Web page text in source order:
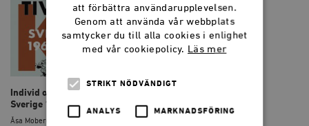
Individ och kollektivism:
Sverige 1968-1988
Åsa Moberg, Håkan Lindgren, Jan
att förbättra användarupplevelsen.
Genom att använda vår webbplats
samtycker du till alla cookies i enlighet
med vår cookiepolicy. Läs mer
STRIKT NÖDVÄNDIGT
ANALYS MARKNADSFÖRING